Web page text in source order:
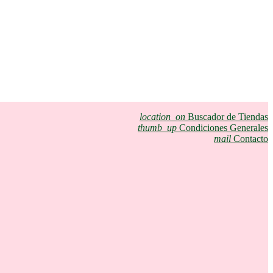
location_on Buscador de Tiendas
thumb_up Condiciones Generales
mail Contacto